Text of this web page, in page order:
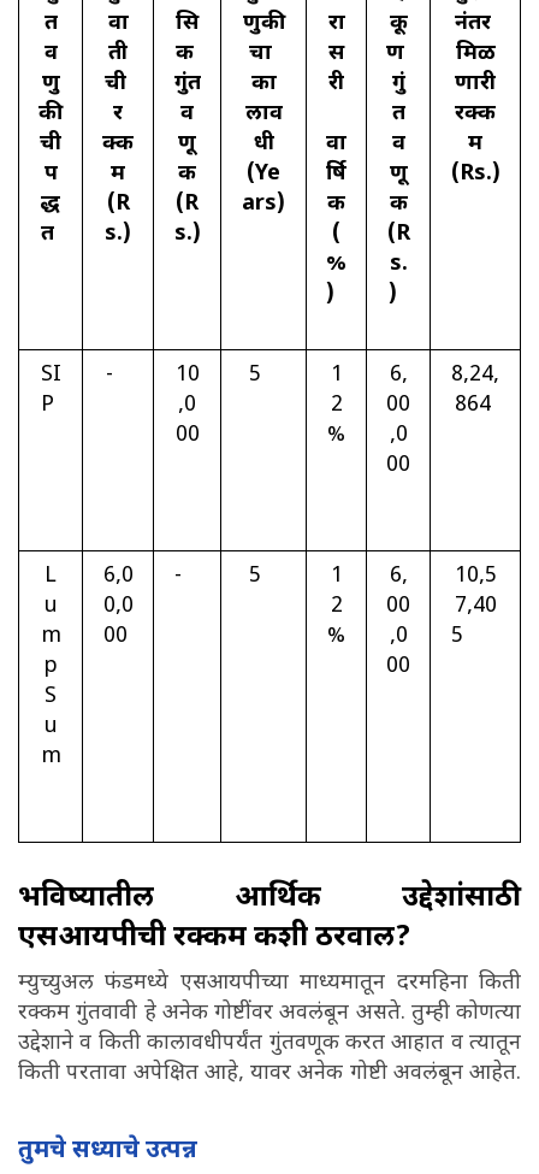
त
व
णु
की
ची
प
द्ध
त
वा
ती
ची
र
क्क
म
(R
s.)
सि
क
गुंत
व
णू
क
(R
s.)
णुकी
चा
का
लाव
धी
(Ye
ars)
रा
स
री
वा
र्षि
क
(
%
)
कू
ण
गुं
त
व
णू
क
(R
s.
)
नंतर
मिळ
णारी
रक्क
म
(Rs.)
SI
P
-
10
,0
00
5
1
2
%
6,
00
,0
00
8,24,
864
L
u
m
p
S
u
m
6,0
0,0
00
- 5
1
2
%
6,
00
,0
00
10,5
7,40
5
भविष्यातील आर्थिक उद्देशांसाठी
एसआयपीची रक्कम कशी ठरवाल?
म्युच्युअल फंडमध्ये एसआयपीच्या माध्यमातून दरमहिना किती
रक्कम गुंतवावी हे अनेक गोष्टींवर अवलंबून असते. तुम्ही कोणत्या
उद्देशाने व किती कालावधीपर्यंत गुंतवणूक करत आहात व त्यातून
किती परतावा अपेक्षित आहे, यावर अनेक गोष्टी अवलंबून आहेत.
तुमचे सध्याचे उत्पन्न